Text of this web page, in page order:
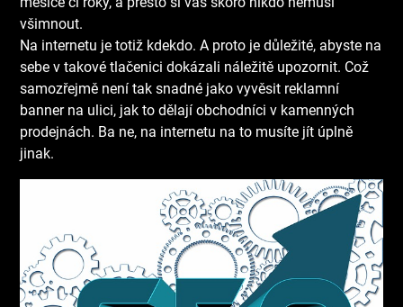
všimnout.
Na internetu je totiž kdekdo. A proto je důležité, abyste na
sebe v takové tlačenici dokázali náležitě upozornit. Což
samozřejmě není tak snadné jako vyvěsit reklamní
banner na ulici, jak to dělají obchodníci v kamenných
prodejnách. Ba ne, na internetu na to musíte jít úplně
jinak.